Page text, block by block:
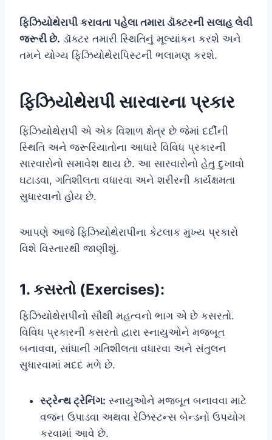
ફિઝિયોથેરાપી કરાવતા પહેલા તમારા ડૉક્ટરની સલાહ લેવી
જરૂરી છે. ડૉક્ટર તમારી સ્થિતિનું મૂલ્યાંકન કરશે અને
તમને યોગ્ય ફિઝિયોથેરાપિસ્ટની ભલામણ કરશે.
ફિઝિયોથેરાપી સારવારના પ્રકાર
ફિઝિયોથેરાપી એ એક વિશાળ ક્ષેત્ર છે જેમાં દર્દીની
સ્થિતિ અને જરૂરિયાતોના આધારે વિવિધ પ્રકારની
સારવારોનો સમાવેશ થાય છે. આ સારવારોનો હેતુ દુખાવો
ઘટાડવા, ગતિશીલતા વધારવા અને શરીરની કાર્યક્ષમતા
સુધારવાનો હોય છે.
આપણે આજે ફિઝિયોથેરાપીના કેટલાક મુખ્ય પ્રકારો
વિશે વિસ્તારથી જાણીશું.
1. કસરતો (Exercises):
ફિઝિયોથેરાપીનો સૌથી મહત્વનો ભાગ એ છે કસરતો.
વિવિધ પ્રકારની કસરતો દ્વારા સ્નાયુઓને મજબૂત
બનાવવા, સાંધાની ગતિશીલતા વધારવા અને સંતુલન
સુધારવામાં મદદ મળે છે.
સ્ટ્રેન્થ ટ્રેનિંગ: સ્નાયુઓને મજબૂત બનાવવા માટે
વજન ઉપાડવા અથવા રેઝિસ્ટન્સ બેન્ડનો ઉપયોગ
કરવામાં આવે છે.